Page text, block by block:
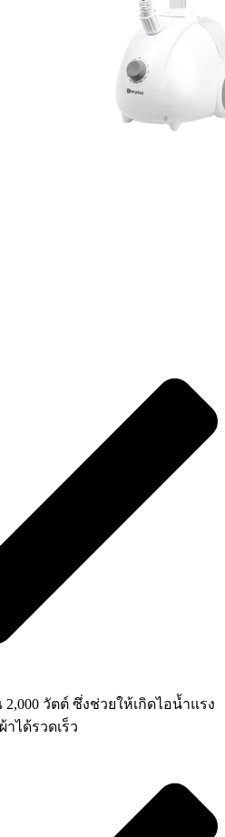
วัตต์ ซึ่งช่วยให้เกิดไอน้ำแรง
ได้รวดเร็ว